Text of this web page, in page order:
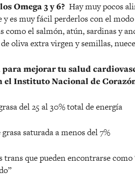
Omega 3 y 6? Hay muy pocos
es muy fácil perderlos con el
como el salmón, atún, sardinas y
oliva extra virgen y semillas,
para mejorar tu salud
el Instituto Nacional de
del 25 al 30% total de energía
saturada a menos del 7%
trans que pueden encontrarse